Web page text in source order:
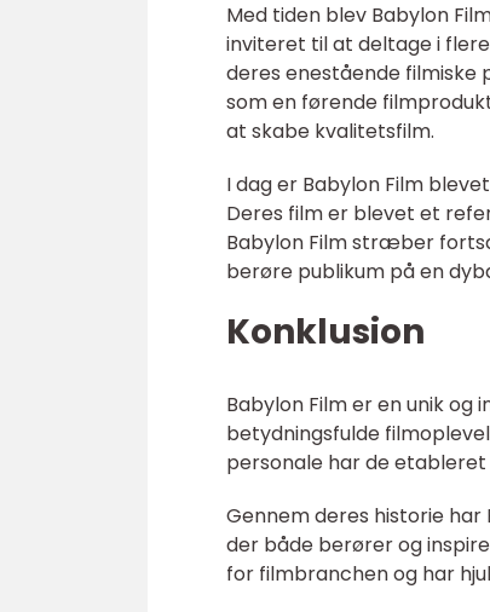
Med tiden blev Babylon
inviteret til at deltage i
deres enestående
som en førende
at skabe kvalitetsfilm.
I dag er Babylon Film
Deres film er blevet et
Babylon Film stræber
berøre publikum på en
Konklusion
Babylon Film er en unik
betydningsfulde
personale har de
Gennem deres historie
der både berører og
for filmbranchen og har